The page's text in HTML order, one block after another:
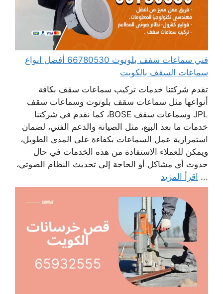
فني سماعات سقف بلوتوث 66780530 أفضل انواع
سماعات السقف بالكويت
تقدم شركتنا خدمات تركيب سماعات سقف بكافة
أنواعها مثل سماعات سقف بلوتوث وسماعات سقف
JPL وسماعات سقف BOSE، كما نقدم في شركتنا
خدمات ما بعد البيع، مثل الصيانة والدعم الفني، لضمان
استمرارية عمل السماعات بكفاءة على المدى الطويل،
ويمكن للعملاء الاستفادة من هذه الخدمات في حال
حدوث أي مشاكل أو الحاجة إلى تحديث النظام الصوتي،
... اقرأ المزيد